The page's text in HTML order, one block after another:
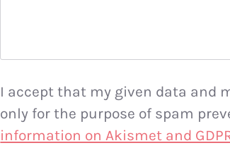
I accept that my given data and
only for the purpose of spam
information on Akismet and